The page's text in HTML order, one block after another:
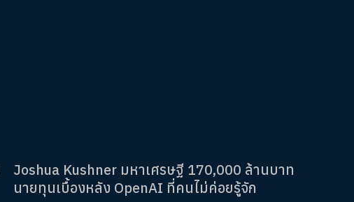
Joshua Kushner มหาเศรษฐี 170,000 ล้านบาท
นายทุนเบื้องหลัง OpenAI ที่คนไม่ค่อยรู้จัก